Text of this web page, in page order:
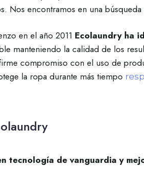
Nos encontramos en una
en el año 2011 Ecolaundry ha
manteniendo la calidad de los
compromiso con el uso de
la ropa durante más tiempo
tecnología de vanguardia y